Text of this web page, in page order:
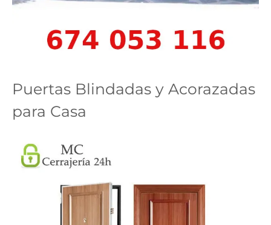
Puertas Blindadas y Acorazadas
para Casa